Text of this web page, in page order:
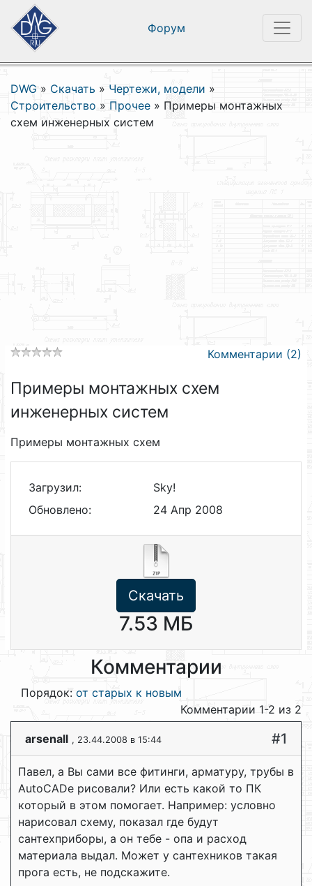
Форум
DWG » Скачать » Чертежи, модели »
Строительство » Прочее » Примеры монтажных
схем инженерных систем
Комментарии (2)
Примеры монтажных схем
инженерных систем
Примеры монтажных схем
Загрузил:
Sky!
Обновлено:
24 Апр 2008
Скачать
7.53 МБ
Комментарии
Порядок: от старых к новым
Комментарии 1-2 из 2
arsenall , 23.44.2008 в 15:44 #1
Павел, а Вы сами все фитинги, арматуру, трубы в
AutoCADe рисовали? Или есть какой то ПК
который в этом помогает. Например: условно
нарисовал схему, показал где будут
сантехприборы, а он тебе - опа и расход
материала выдал. Может у сантехников такая
прога есть, не подскажите.